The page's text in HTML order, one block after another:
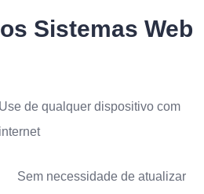
Sistemas Web
Use de qualquer dispositivo com
internet
Sem necessidade de atualizar